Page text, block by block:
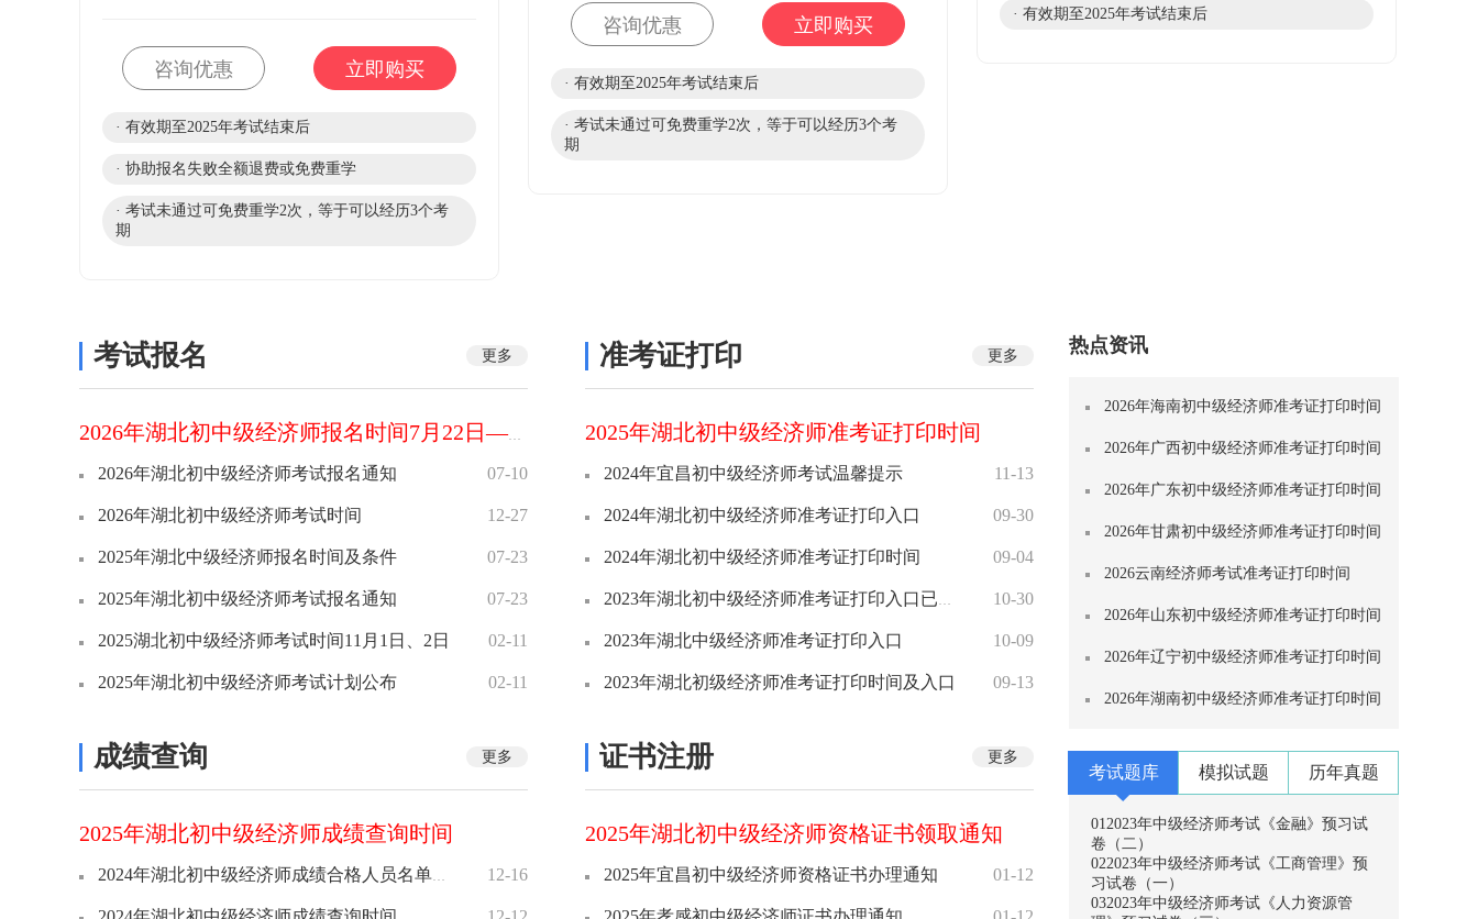
咨询优惠 立即购买
· 有效期至2025年考试结束后
· 协助报名失败全额退费或免费重学
· 考试未通过可免费重学2次，等于可以经历3个考
期
咨询优惠 立即购买
· 有效期至2025年考试结束后
· 考试未通过可免费重学2次，等于可以经历3个考
期
· 有效期至2025年考试结束后
更多
考试报名
2026年湖北初中级经济师报名时间7月22日—8月2日
2026年湖北初中级经济师考试报名通知 07-10
2026年湖北初中级经济师考试时间 12-27
2025年湖北中级经济师报名时间及条件 07-23
2025年湖北初中级经济师考试报名通知 07-23
2025湖北初中级经济师考试时间11月1日、2日 02-11
2025年湖北初中级经济师考试计划公布 02-11
更多
准考证打印
2025年湖北初中级经济师准考证打印时间
2024年宜昌初中级经济师考试温馨提示 11-13
2024年湖北初中级经济师准考证打印入口 09-30
2024年湖北初中级经济师准考证打印时间 09-04
2023年湖北初中级经济师准考证打印入口已开通 10-30
2023年湖北中级经济师准考证打印入口 10-09
2023年湖北初级经济师准考证打印时间及入口 09-13
更多
成绩查询
2025年湖北初中级经济师成绩查询时间
2024年湖北初中级经济师成绩合格人员名单公布（共3251人） 12-16
更多
证书注册
2025年湖北初中级经济师资格证书领取通知
2025年宜昌初中级经济师资格证书办理通知 01-12
热点资讯
2026年海南初中级经济师准考证打印时间
2026年广西初中级经济师准考证打印时间
2026年广东初中级经济师准考证打印时间
2026年甘肃初中级经济师准考证打印时间
2026云南经济师考试准考证打印时间
2026年山东初中级经济师准考证打印时间
2026年辽宁初中级经济师准考证打印时间
2026年湖南初中级经济师准考证打印时间
考试题库 模拟试题 历年真题
012023年中级经济师考试《金融》预习试
卷（二）
022023年中级经济师考试《工商管理》预
习试卷（一）
032023年中级经济师考试《人力资源管